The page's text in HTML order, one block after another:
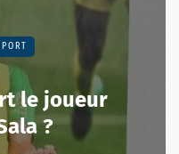
le joueur
?